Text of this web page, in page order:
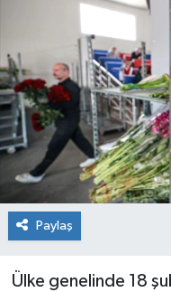
Paylaş
Ülke genelinde 18